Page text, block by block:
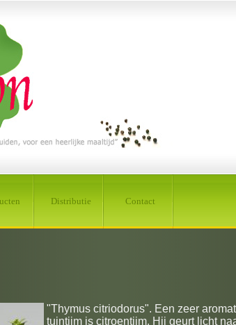
Distributie Contact
"Thymus citriodorus". Een zeer
tuintijm is citroentijm. Hij geurt licht